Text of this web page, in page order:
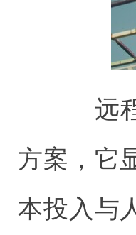
远程
方案，它
本投入与